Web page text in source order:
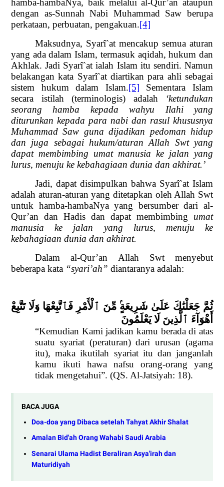
hamba-hambaNya, baik melalui al-Qur’an ataupun
dengan as-Sunnah Nabi Muhammad Saw berupa
perkataan, perbuatan, pengakuan.[4]
Maksudnya, Syarî`at mencakup semua aturan
yang ada dalam Islam, termasuk aqidah, hukum dan
Akhlak. Jadi Syarî`at ialah Islam itu sendiri. Namun
belakangan kata Syarî`at diartikan para ahli sebagai
sistem hukum dalam Islam.[5] Sementara Islam
secara istilah (terminologis) adalah ‘ketundukan
seorang hamba kepada wahyu Ilahi yang
diturunkan kepada para nabi dan rasul khususnya
Muhammad Saw guna dijadikan pedoman hidup
dan juga sebagai hukum/aturan Allah Swt yang
dapat membimbing umat manusia ke jalan yang
lurus, menuju ke kebahagiaan dunia dan akhirat.’
Jadi, dapat disimpulkan bahwa Syarî`at Islam
adalah aturan-aturanyang ditetapkan oleh Allah Swt
untuk hamba-hambaNya yang bersumber dari al-
Qur’an dan Hadis dan dapat membimbing umat
manusia ke jalan yang lurus, menuju ke
kebahagiaan dunia dan akhirat.
Dalam al-Qur’an Allah Swt menyebut
beberapa kata “syari’ah” diantaranya adalah:
ثُمَّ جَعَلْنَٰكَ عَلَىٰ شَرِيعَةٍ مِّنَ ٱلْأَمْرِ فَٱتَّبِعْهَا وَلَا تَتَّبِعْ
أَهْوَآءَ ٱلَّذِينَ لَا يَعْلَمُونَ
“Kemudian Kami jadikan kamu berada di atas
suatu syariat (peraturan) dari urusan (agama
itu), maka ikutilah syariat itu dan janganlah
kamu ikuti hawa nafsu orang-orang yang
tidak mengetahui”. (QS. Al-Jatsiyah: 18).
BACA JUGA
Doa-doa yang Dibaca setelah Tahyat Akhir Shalat
Amalan Bid'ah Orang Wahabi Saudi Arabia
Senarai Ulama Hadist Beraliran Asya'irah dan
Maturidiyah